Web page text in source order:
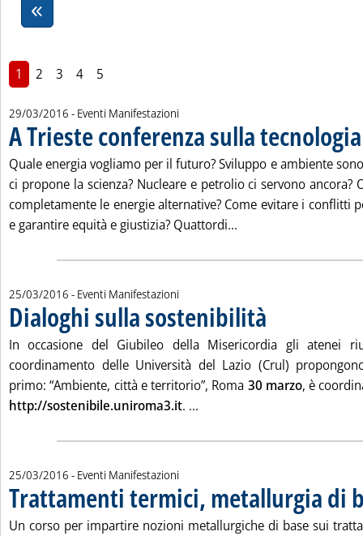
1 2 3 4 5
29/03/2016 - Eventi Manifestazioni
A Trieste conferenza sulla
Quale energia vogliamo per il futuro? Sviluppo e ambiente
ci propone la scienza? Nucleare e petrolio ci servono ancora?
completamente le energie alternative? Come evitare i conflitti
e garantire equità e giustizia? Quattordi...
25/03/2016 - Eventi Manifestazioni
Dialoghi sulla sostenibilità
In occasione del Giubileo della Misericordia gli atenei
coordinamento delle Università del Lazio (Crul)
primo: “Ambiente, città e territorio”, Roma 30 marzo, è
http://sostenibile.uniroma3.it. ...
25/03/2016 - Eventi Manifestazioni
Trattamenti termici, metallurgia di
Un corso per impartire nozioni metallurgiche di base sui